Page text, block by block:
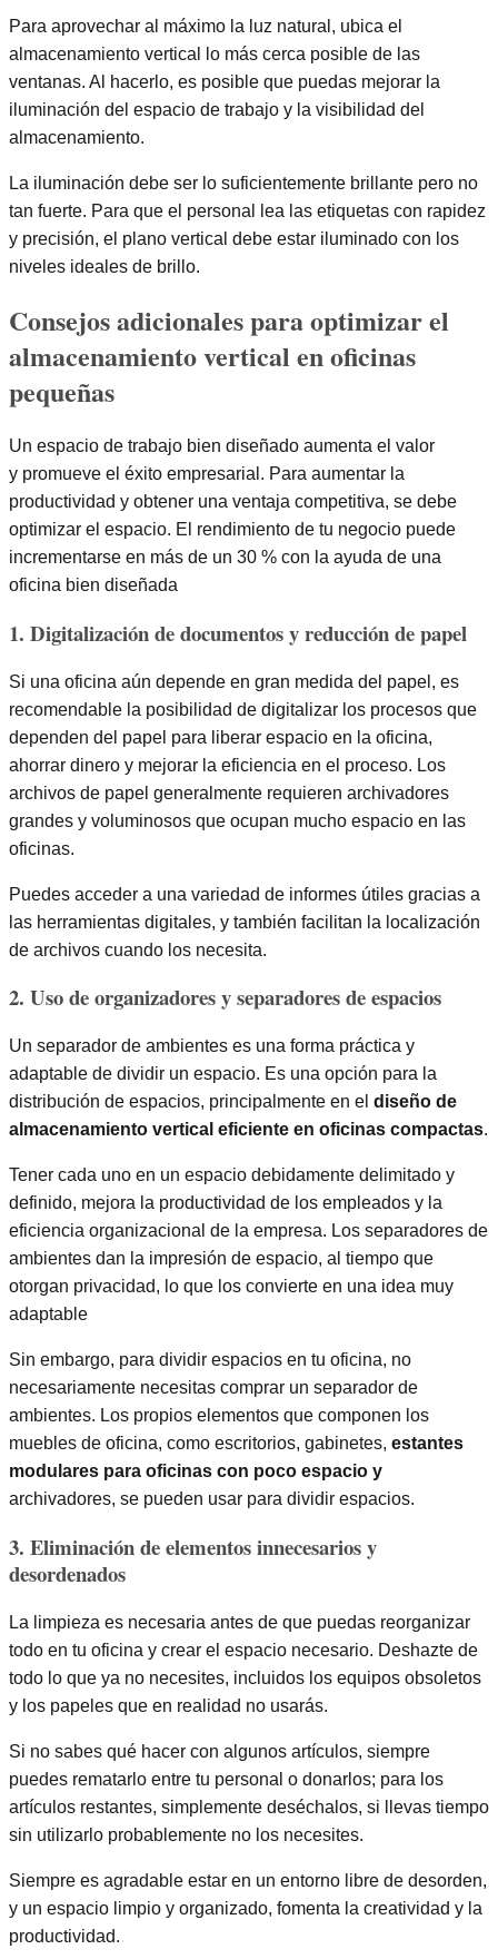
Para aprovechar al máximo la luz natural, ubica el
almacenamiento vertical lo más cerca posible de las
ventanas. Al hacerlo, es posible que puedas mejorar la
iluminación del espacio de trabajo y la visibilidad del
almacenamiento.
La iluminación debe ser lo suficientemente brillante pero no
tan fuerte. Para que el personal lea las etiquetas con rapidez
y precisión, el plano vertical debe estar iluminado con los
niveles ideales de brillo.
Consejos adicionales para optimizar el
almacenamiento vertical en oficinas
pequeñas
Un espacio de trabajo bien diseñado aumenta el valor
y promueve el éxito empresarial. Para aumentar la
productividad y obtener una ventaja competitiva, se debe
optimizar el espacio. El rendimiento de tu negocio puede
incrementarse en más de un 30 % con la ayuda de una
oficina bien diseñada
1. Digitalización de documentos y reducción de papel
Si una oficina aún depende en gran medida del papel, es
recomendable la posibilidad de digitalizar los procesos que
dependen del papel para liberar espacio en la oficina,
ahorrar dinero y mejorar la eficiencia en el proceso. Los
archivos de papel generalmente requieren archivadores
grandes y voluminosos que ocupan mucho espacio en las
oficinas.
Puedes acceder a una variedad de informes útiles gracias a
las herramientas digitales, y también facilitan la localización
de archivos cuando los necesita.
2. Uso de organizadores y separadores de espacios
Un separador de ambientes es una forma práctica y
adaptable de dividir un espacio. Es una opción para la
distribución de espacios, principalmente en el diseño de
almacenamiento vertical eficiente en oficinas compactas.
Tener cada uno en un espacio debidamente delimitado y
definido, mejora la productividad de los empleados y la
eficiencia organizacional de la empresa. Los separadores de
ambientes dan la impresión de espacio, al tiempo que
otorgan privacidad, lo que los convierte en una idea muy
adaptable
Sin embargo, para dividir espacios en tu oficina, no
necesariamente necesitas comprar un separador de
ambientes. Los propios elementos que componen los
muebles de oficina, como escritorios, gabinetes, estantes
modulares para oficinas con poco espacio y
archivadores, se pueden usar para dividir espacios.
3. Eliminación de elementos innecesarios y
desordenados
La limpieza es necesaria antes de que puedas reorganizar
todo en tu oficina y crear el espacio necesario. Deshazte de
todo lo que ya no necesites, incluidos los equipos obsoletos
y los papeles que en realidad no usarás.
Si no sabes qué hacer con algunos artículos, siempre
puedes rematarlo entre tu personal o donarlos; para los
artículos restantes, simplemente deséchalos, si llevas tiempo
sin utilizarlo probablemente no los necesites.
Siempre es agradable estar en un entorno libre de desorden,
y un espacio limpio y organizado, fomenta la creatividad y la
productividad.